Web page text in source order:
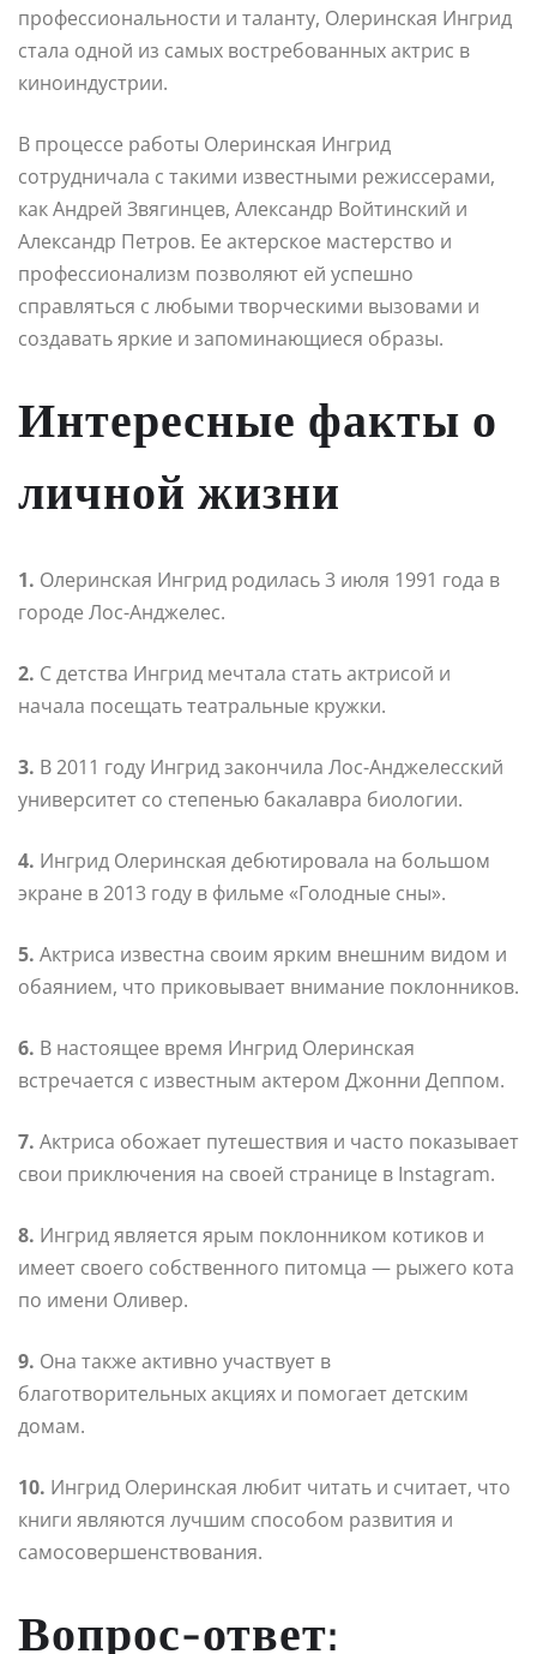
профессиональности и таланту, Олеринская Ингрид
стала одной из самых востребованных актрис в
киноиндустрии.
В процессе работы Олеринская Ингрид
сотрудничала с такими известными режиссерами,
как Андрей Звягинцев, Александр Войтинский и
Александр Петров. Ее актерское мастерство и
профессионализм позволяют ей успешно
справляться с любыми творческими вызовами и
создавать яркие и запоминающиеся образы.
Интересные факты о
личной жизни
1. Олеринская Ингрид родилась 3 июля 1991 года в
городе Лос-Анджелес.
2. С детства Ингрид мечтала стать актрисой и
начала посещать театральные кружки.
3. В 2011 году Ингрид закончила Лос-Анджелесский
университет со степенью бакалавра биологии.
4. Ингрид Олеринская дебютировала на большом
экране в 2013 году в фильме «Голодные сны».
5. Актриса известна своим ярким внешним видом и
обаянием, что приковывает внимание поклонников.
6. В настоящее время Ингрид Олеринская
встречается с известным актером Джонни Деппом.
7. Актриса обожает путешествия и часто показывает
свои приключения на своей странице в Instagram.
8. Ингрид является ярым поклонником котиков и
имеет своего собственного питомца — рыжего кота
по имени Оливер.
9. Она также активно участвует в
благотворительных акциях и помогает детским
домам.
10. Ингрид Олеринская любит читать и считает, что
книги являются лучшим способом развития и
самосовершенствования.
Вопрос-ответ: